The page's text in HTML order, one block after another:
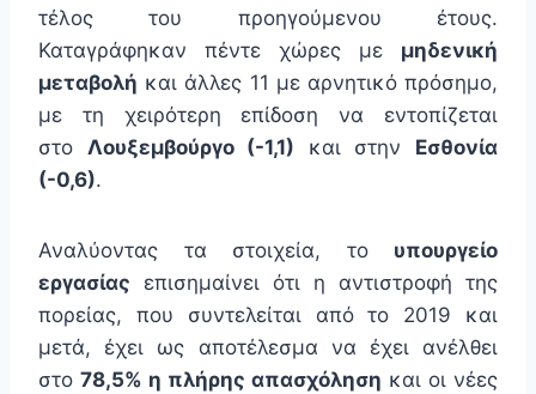
τέλος του προηγούμενου έτους.
Καταγράφηκαν πέντε χώρες με μηδενική
μεταβολή και άλλες 11 με αρνητικό πρόσημο,
με τη χειρότερη επίδοση να εντοπίζεται
στο Λουξεμβούργο (-1,1) και στην Εσθονία
(-0,6).
Αναλύοντας τα στοιχεία, το υπουργείο
εργασίας επισημαίνει ότι η αντιστροφή της
πορείας, που συντελείται από το 2019 και
μετά, έχει ως αποτέλεσμα να έχει ανέλθει
στο 78,5% η πλήρης απασχόληση και οι νέες